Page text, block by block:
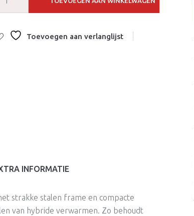
Toevoegen aan verlanglijst
INFORMATIE
strakke stalen frame en compacte
van hybride verwarmen. Zo behoudt